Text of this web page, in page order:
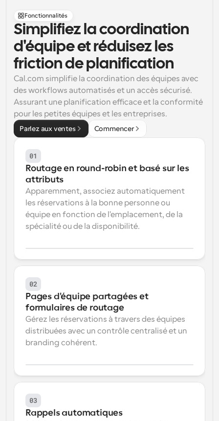
Fonctionnalités
Simplifiez la coordination
d'équipe et réduisez les
friction de planification
Cal.com simplifie la coordination des équipes avec
des workflows automatisés et un accès sécurisé.
Assurant une planification efficace et la conformité
pour les petites équipes et les entreprises.
Parlez aux ventes Commencer
01
Routage en round-robin et basé sur les
attributs
Apparemment, associez automatiquement
les réservations à la bonne personne ou
équipe en fonction de l'emplacement, de la
spécialité ou de la disponibilité.
02
Pages d'équipe partagées et
formulaires de routage
Gérez les réservations à travers des équipes
distribuées avec un contrôle centralisé et un
branding cohérent.
03
Rappels automatiques